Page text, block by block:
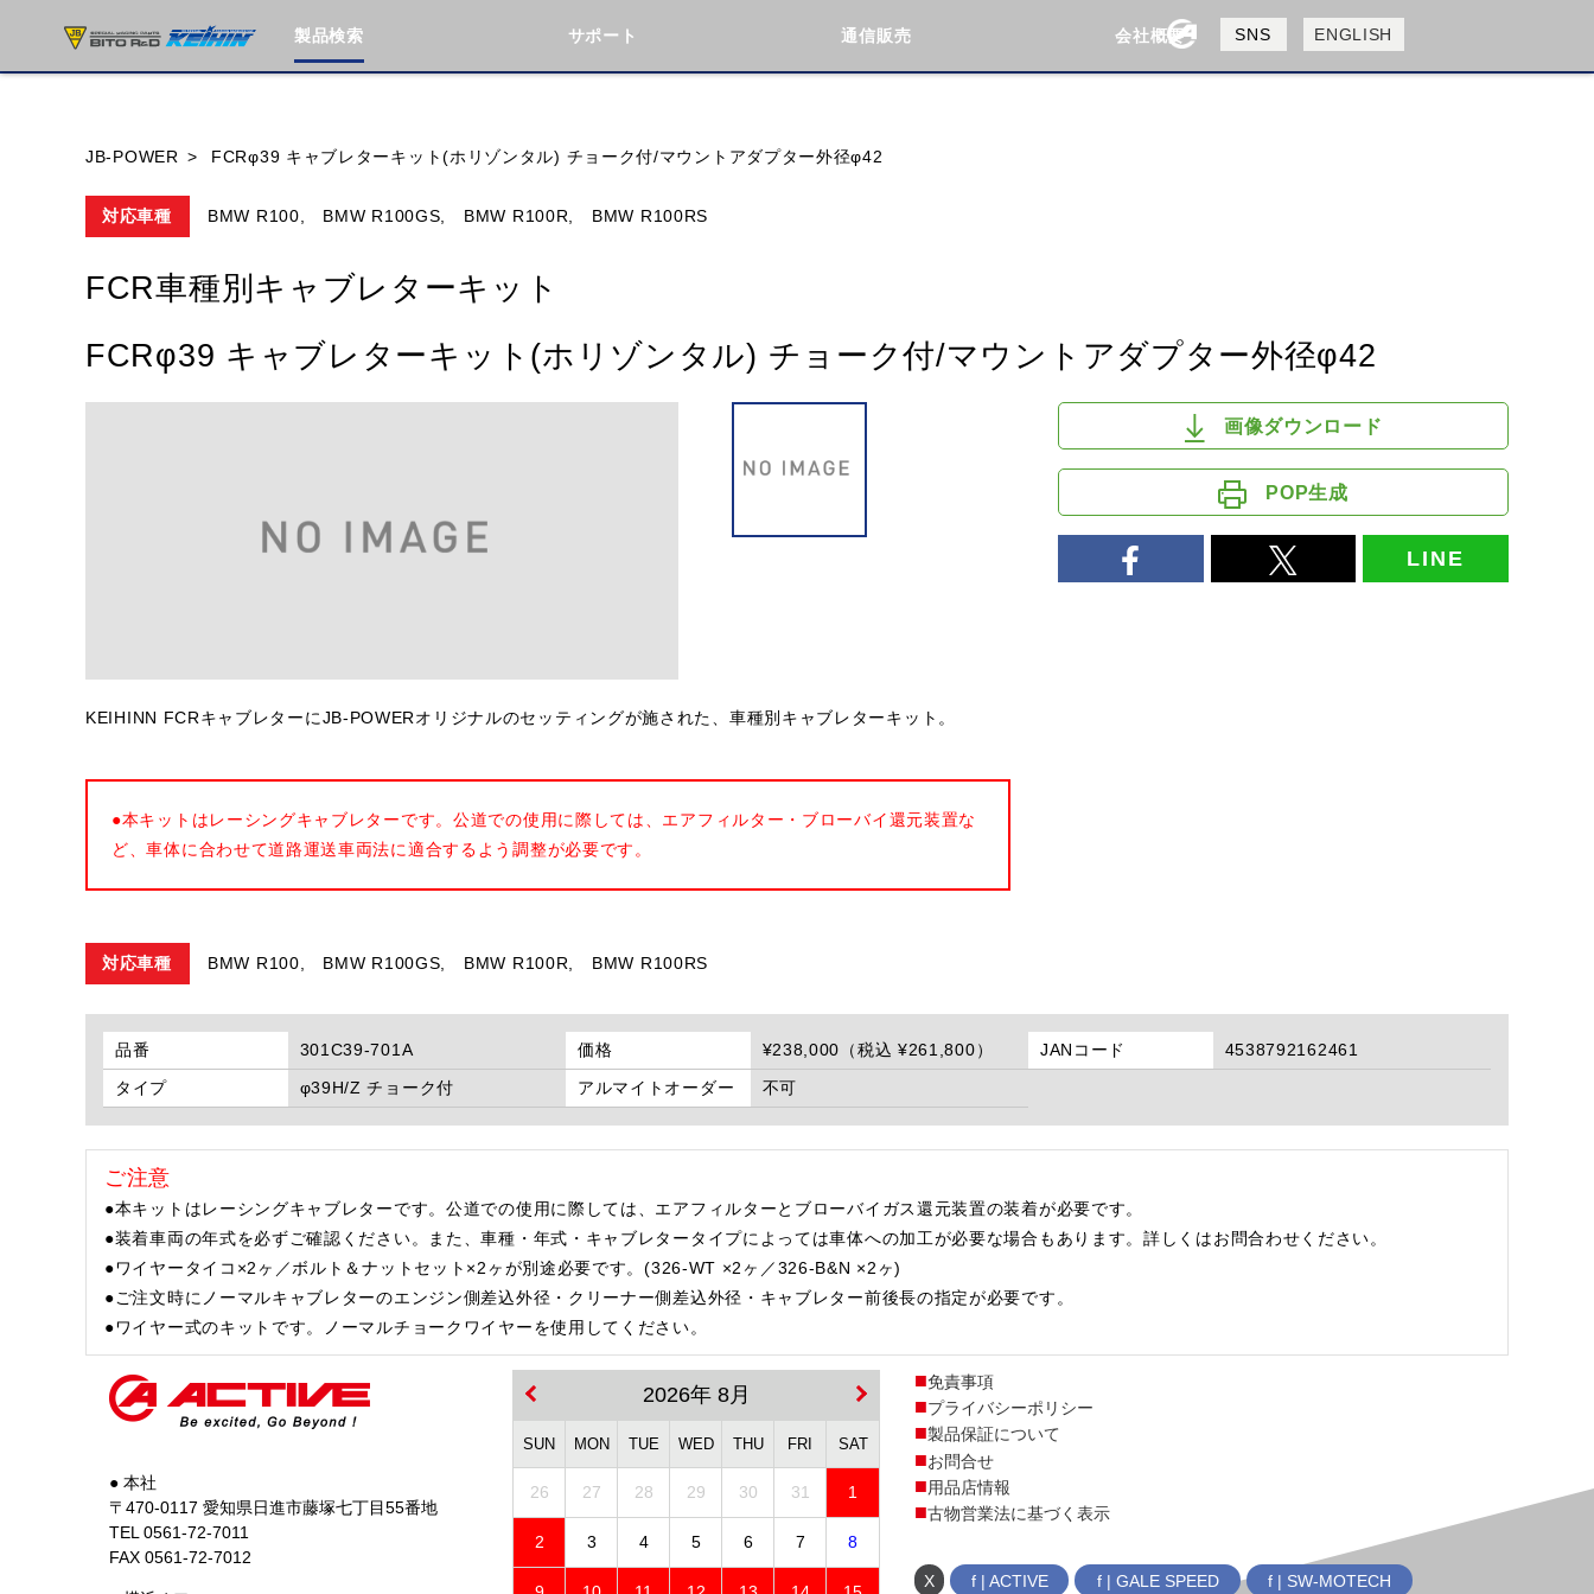
製品検索 サポート 通信販売 会社概要
会社概要
採用情報
SNS ENGLISH
閉じる
JB-POWER FCRφ39 キャブレターキット(ホリゾンタル) チョーク付/マウントアダプター外径φ42
対応車種 BMW R100, BMW R100GS, BMW R100R, BMW R100RS
FCR車種別キャブレターキット
FCRφ39 キャブレターキット(ホリゾンタル) チョーク付/マウントアダプター外径φ42
KEIHINN FCRキャブレターにJB-POWERオリジナルのセッティングが施された、車種別キャブレターキット。
●本キットはレーシングキャブレターです。公道での使用に際しては、エアフィルター・ブローバイ還元装置な
ど、車体に合わせて道路運送車両法に適合するよう調整が必要です。
画像ダウンロード
POP生成
LINE
対応車種 BMW R100, BMW R100GS, BMW R100R, BMW R100RS
品番 301C39-701A 価格 ¥238,000（税込 ¥261,800） JANコード
4538792162461
タイプ
φ39H/Z チョーク付 アルマイトオーダー 不可
ご注意
●本キットはレーシングキャブレターです。公道での使用に際しては、エアフィルターとブローバイガス還元装置の装着が必要です。
●装着車両の年式を必ずご確認ください。また、車種・年式・キャブレタータイプによっては車体への加工が必要な場合もあります。詳しくはお問合わせください。
●ワイヤータイコ×2ヶ／ボルト＆ナットセット×2ヶが別途必要です。(326-WT ×2ヶ／326-B&N ×2ヶ)
●ご注文時にノーマルキャブレターのエンジン側差込外径・クリーナー側差込外径・キャブレター前後長の指定が必要です。
●ワイヤー式のキットです。ノーマルチョークワイヤーを使用してください。
● 本社
〒470-0117 愛知県日進市藤塚七丁目55番地
TEL 0561-72-7011
FAX 0561-72-7012
2026年 8月
SUN MON TUE WED THU FRI SAT
26 27 28 29 30 31 1
2 3 4 5 6 7 8
免責事項
プライバシーポリシー
製品保証について
お問合せ
用品店情報
古物営業法に基づく表示
X f | ACTIVE f | GALE SPEED f | SW-MOTECH